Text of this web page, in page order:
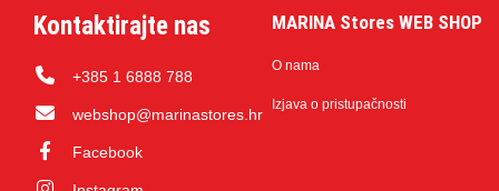
Kontaktirajte nas
+385 1 6888 788
webshop@marinastores.hr
Facebook
MARINA Stores WEB SHOP
O nama
Izjava o pristupačnosti